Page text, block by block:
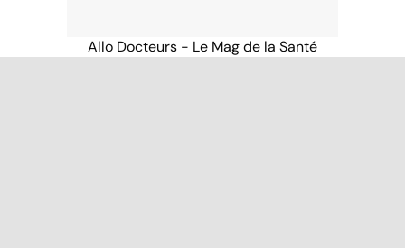
Allo Docteurs - Le Mag de la Santé